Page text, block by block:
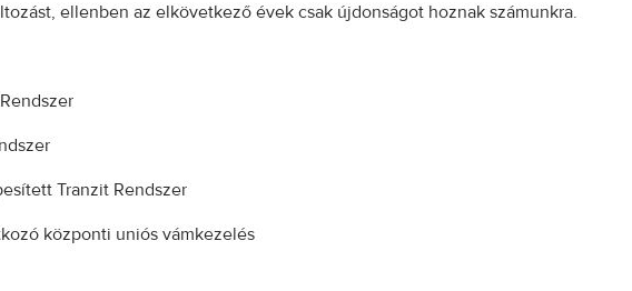
ellenben az elkövetkező évek csak újdonságot hoznak számunkra.
Tranzit Rendszer
központi uniós vámkezelés